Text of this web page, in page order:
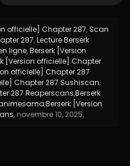
officielle] Chapter 287, Scan
287,Lecture Berserk
ligne,Berserk [Version
[Version officielle] Chapter
officielle] Chapter 287
Chapter 287 Sushiscan,
287 Reaperscans,Berserk
,Berserk [Version
, novembre 10, 2025,